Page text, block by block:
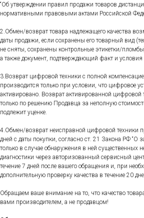
“Об утверждении правил продажи товаров
нормативными правовыми актами Российской
2.Обмен/возврат товара надлежащего качества
даты продажи, если сохранены его товарный вид
не сняты, сохранены контрольные этикетки/
а также документ, подтверждающий факт и условия
3.Возврат цифровой техники с полной
производится только при условии, что цифровое
активировано. Возврат активированной цифровой
только по решению Продавца за неполную
подлежит уценке.
4.Обмен/возврат неисправной цифровой техники
дней с даты покупки, согласно ст. 21 Закона РФ “О
только в случае обнаружения в ней существенных
диагностики через авторизованный сервисный
течение 7 дней после вашего обращения и, при
дополнительную проверку качества в течение 20
Обращаем ваше внимание на то, что качество
вами производителем, а не продавцом!